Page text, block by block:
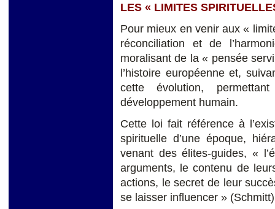
LES « LIMITES
Pour mieux en venir aux «
réconciliation et de
moralisant de la « pensée
l’histoire européenne et,
cette évolution,
développement humain.
Cette loi fait référence à
spirituelle d’une époque,
venant des élites-guides, «
arguments, le contenu de
actions, le secret de leur
se laisser influencer »